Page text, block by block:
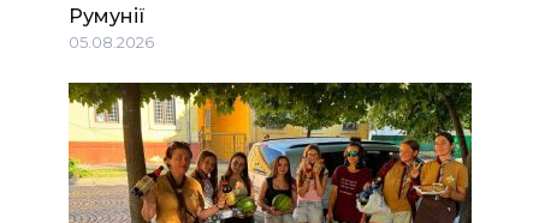
Румунії
05.08.2026